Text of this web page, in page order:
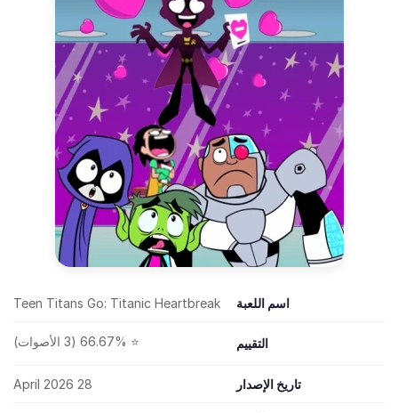
اسم اللعبة Teen Titans Go: Titanic Heartbreak
التقييم ⭐ 66.67% (3 الأصوات)
تاريخ الإصدار 28 April 2026